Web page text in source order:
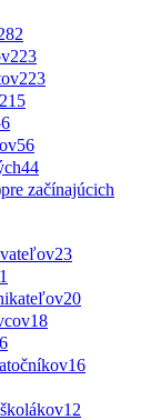
223
223
215
56
44
pre začínajúcich
23
20
18
16
12